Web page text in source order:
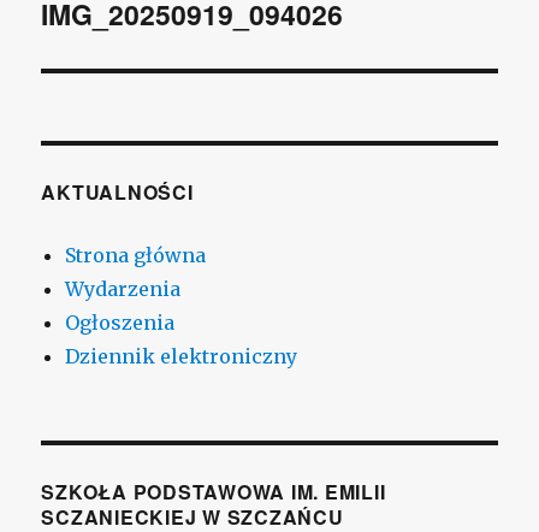
IMG_20250919_094026
AKTUALNOŚCI
Strona główna
Wydarzenia
Ogłoszenia
Dziennik elektroniczny
SZKOŁA PODSTAWOWA IM. EMILII
SCZANIECKIEJ W SZCZAŃCU